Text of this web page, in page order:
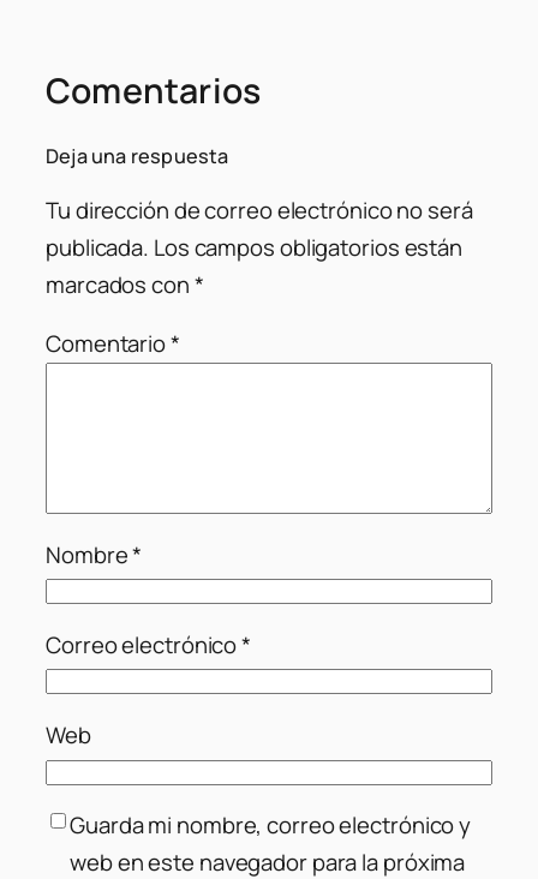
Comentarios
Deja una respuesta
Tu dirección de correo electrónico no será
publicada. Los campos obligatorios están
marcados con*
Comentario*
Nombre*
Correo electrónico*
Web
Guarda mi nombre, correo electrónico y
web en este navegador para la próxima